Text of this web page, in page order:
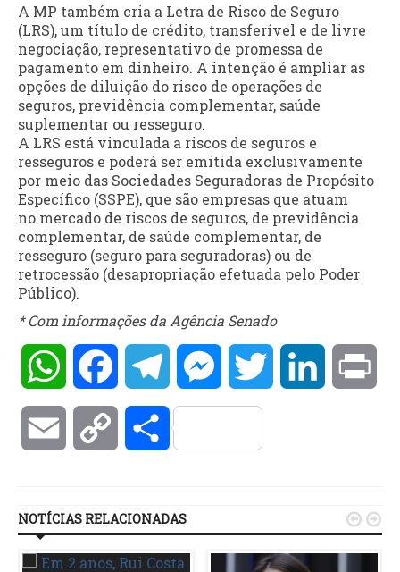
A MP também cria a Letra de Risco de Seguro
(LRS), um título de crédito, transferível e de livre
negociação, representativo de promessa de
pagamento em dinheiro. A intenção é ampliar as
opções de diluição do risco de operações de
seguros, previdência complementar, saúde
suplementar ou resseguro.
A LRS está vinculada a riscos de seguros e
resseguros e poderá ser emitida exclusivamente
por meio das Sociedades Seguradoras de Propósito
Específico (SSPE), que são empresas que atuam
no mercado de riscos de seguros, de previdência
complementar, de saúde complementar, de
resseguro (seguro para seguradoras) ou de
retrocessão (desapropriação efetuada pelo Poder
Público).
* Com informações da Agência Senado
WhatsAppFacebookTelegramMessengerTwitter LinkedIn
Email Copy Compartilhar
NOTÍCIAS RELACIONADAS  